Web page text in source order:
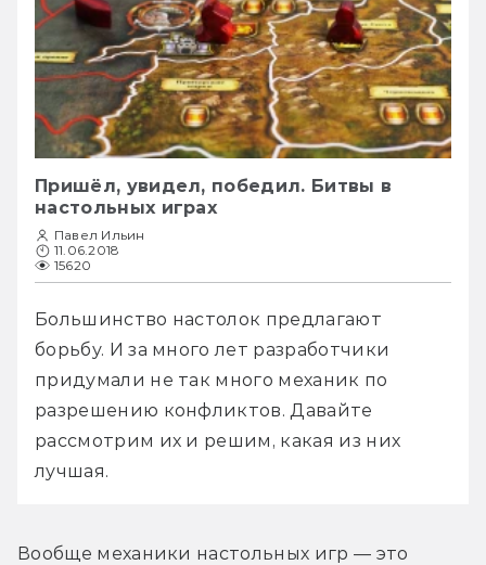
Пришёл, увидел, победил. Битвы в
настольных играх
Павел Ильин
11.06.2018
15620
Большинство настолок предлагают
борьбу. И за много лет разработчики
придумали не так много механик по
разрешению конфликтов. Давайте
рассмотрим их и решим, какая из них
лучшая.
Вообще механики настольных игр — это